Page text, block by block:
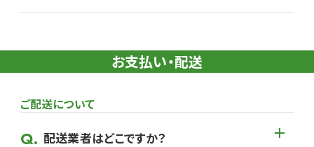
お支払い・配送
ご配送について
配送業者はどこですか？